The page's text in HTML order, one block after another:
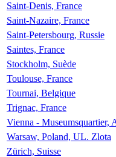
Saint-Denis, France
Saint-Nazaire, France
Saint-Petersbourg, Russie
Saintes, France
Stockholm, Suède
Toulouse, France
Tournai, Belgique
Trignac, France
Vienna - Museumsquartier,
Warsaw, Poland, UL. Zlota
Zürich, Suisse